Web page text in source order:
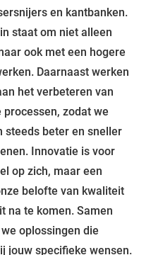
en kantbanken.
staat om niet alleen
ook met een hogere
Daarnaast werken
het verbeteren van
processen, zodat we
steeds beter en sneller
Innovatie is voor
op zich, maar een
belofte van kwaliteit
na te komen. Samen
oplossingen die
jouw specifieke wensen.